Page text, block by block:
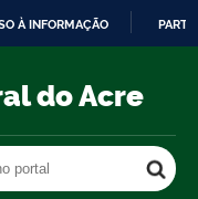
À INFORMAÇÃO
do Acre
Buscar no portal